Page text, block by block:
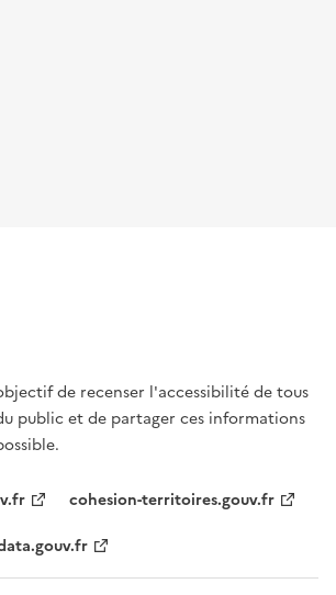
de recenser l'accessibilité de tous
public et de partager ces informations
cohesion-territoires.gouv.fr